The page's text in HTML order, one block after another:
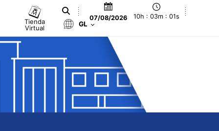
Tienda
Virtual
07/08/2026 10h : 03m : 02s
GL